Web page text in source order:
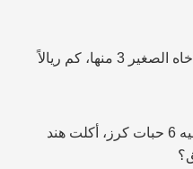
: مع نايف 6 ريالات، أعطى أخاه الصغير 3 منها، كم ريالاً
: على طاولة الطعام طبق فيه 6 حبات كرز، أكلت هند